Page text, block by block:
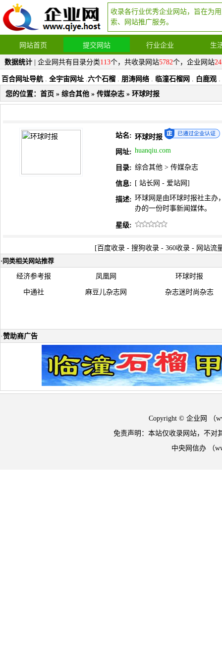
收录各行业优秀企业网站，旨在为
索、网站推广服务。
网站首页 提交网站 行业企业 生
数据统计 | 企业网共有目录分类113个，共收录网站5782个，企业网站
百合网址导航 . 全宇宙网址 .六个石榴 . 朋涛网络 . 临潼石榴网 . 白鹿观 .
您的位置： 首页 » 综合其他 » 传媒杂志 » 环球时报
站名: 环球时报
网址: huanqiu.com
目录: 综合其他 > 传媒杂志
信息: [ 站长网 - 爱站网 ]
描述: 环球网是由环球时报社主办
办的一份时事新闻媒体。
星级:
[ 百度收录 - 搜狗收录 - 360收录 - 网站流
· 同类相关网站推荐
经济参考报 凤凰网 环球时报
中通社 麻豆儿杂志网 杂志迷时尚杂志
·赞助商广告
Copyright © 企业网 （
免责声明：本站仅收录网站，不对
中央网信办 （